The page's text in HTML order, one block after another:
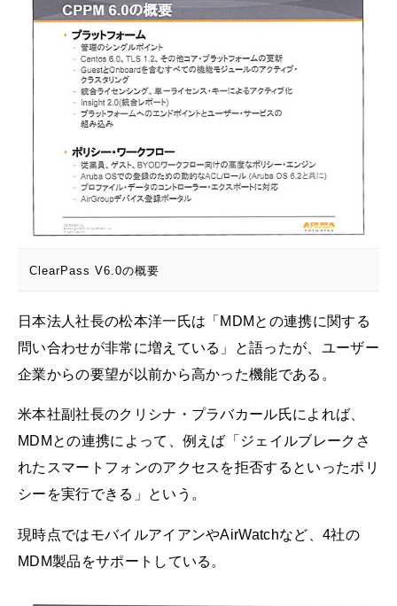
ClearPass V6.0の概要
日本法人社長の松本洋一氏は「MDMとの連携に関する
問い合わせが非常に増えている」と語ったが、ユーザー
企業からの要望が以前から高かった機能である。
米本社副社長のクリシナ・プラバカール氏によれば、
MDMとの連携によって、例えば「ジェイルブレークさ
れたスマートフォンのアクセスを拒否するといったポリ
シーを実行できる」という。
現時点ではモバイルアイアンやAirWatchなど、4社の
MDM製品をサポートしている。